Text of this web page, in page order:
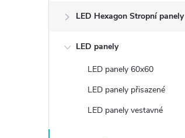
LED Hexagon Stropní panely
LED panely
LED panely 60x60
LED panely přisazené
LED panely vestavné